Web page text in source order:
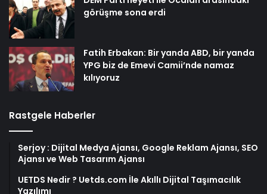
görüşme sona erdi
Fatih Erbakan: Bir yanda ABD, bir yanda
YPG biz de Emevi Camii’nde namaz
kılıyoruz
Rastgele Haberler
Serjoy : Dijital Medya Ajansı, Google Reklam Ajansı, SEO
Ajansı ve Web Tasarım Ajansı
UETDS Nedir ? Uetds.com İle Akıllı Dijital Taşımacılık
Yazılımı